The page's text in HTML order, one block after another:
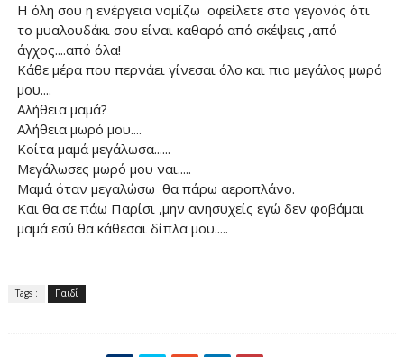
Η όλη σου η ενέργεια νομίζω οφείλετε στο γεγονός ότι
το μυαλουδάκι σου είναι καθαρό από σκέψεις ,από
άγχος....από όλα!
Κάθε μέρα που περνάει γίνεσαι όλο και πιο μεγάλος μωρό
μου....
Αλήθεια μαμά?
Αλήθεια μωρό μου....
Κοίτα μαμά μεγάλωσα......
Μεγάλωσες μωρό μου ναι.....
Μαμά όταν μεγαλώσω θα πάρω αεροπλάνο.
Και θα σε πάω Παρίσι ,μην ανησυχείς εγώ δεν φοβάμαι
μαμά εσύ θα κάθεσαι δίπλα μου.....
Tags : Παιδί